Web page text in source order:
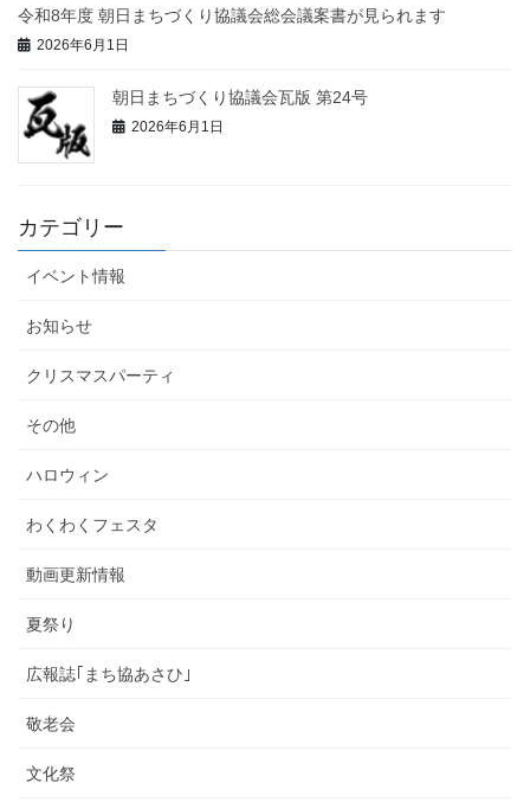
令和8年度 朝日まちづくり協議会総会議案書が見られます
2026年6月1日
朝日まちづくり協議会瓦版 第24号
2026年6月1日
カテゴリー
イベント情報
お知らせ
クリスマスパーティ
その他
ハロウィン
わくわくフェスタ
動画更新情報
夏祭り
広報誌｢まち協あさひ｣
敬老会
文化祭